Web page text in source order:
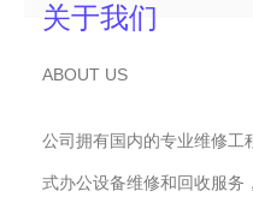
关于我们
ABOUT US
公司拥有国内的专业维修工
式办公设备维修和回收服务